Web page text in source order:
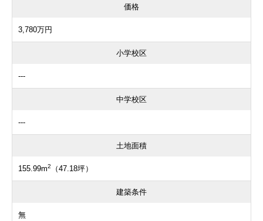
価格
3,780万円
小学校区
---
中学校区
---
土地面積
155.99m2 （47.18坪）
建築条件
無